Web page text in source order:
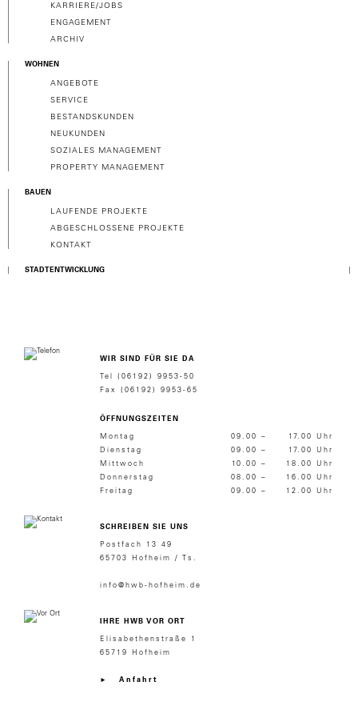
KARRIERE/JOBS
ENGAGEMENT
ARCHIV
WOHNEN
ANGEBOTE
SERVICE
BESTANDSKUNDEN
NEUKUNDEN
SOZIALES MANAGEMENT
PROPERTY MANAGEMENT
BAUEN
LAUFENDE PROJEKTE
ABGESCHLOSSENE PROJEKTE
KONTAKT
STADTENTWICKLUNG
WIR SIND FÜR SIE DA
Tel (06192) 9953-50
Fax (06192) 9953-65
ÖFFNUNGSZEITEN
Montag 09.00 –
17.00 Uhr
Dienstag
09.00 –
17.00 Uhr
Mittwoch
10.00 –
18.00 Uhr
Donnerstag
08.00 –
16.00 Uhr
Freitag
09.00 – 12.00 Uhr
SCHREIBEN SIE UNS
Postfach 13 49
65703 Hofheim / Ts.
info@hwb-hofheim.de
IHRE HWB VOR ORT
Elisabethenstraße 1
65719 Hofheim
Anfahrt